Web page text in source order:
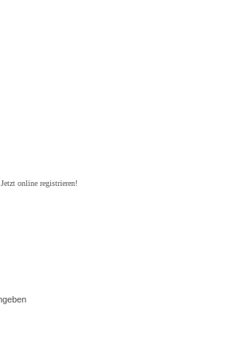
Jetzt online registrieren!